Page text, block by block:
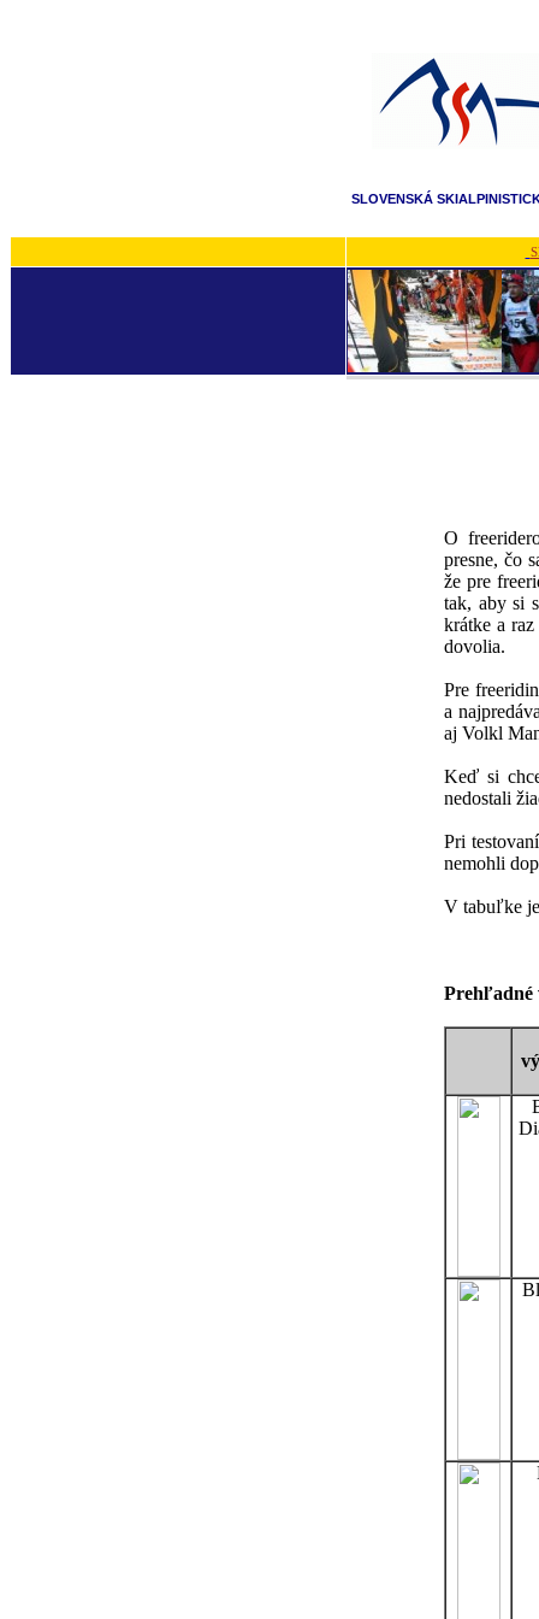
SLOVENSKÁ
O
presne, čo
že pre
tak, aby si
krátke a
dovolia.
Pre
a
aj Volkl
Keď si
nedostali
Pri
nemohli
V tabuľke
Prehľadné